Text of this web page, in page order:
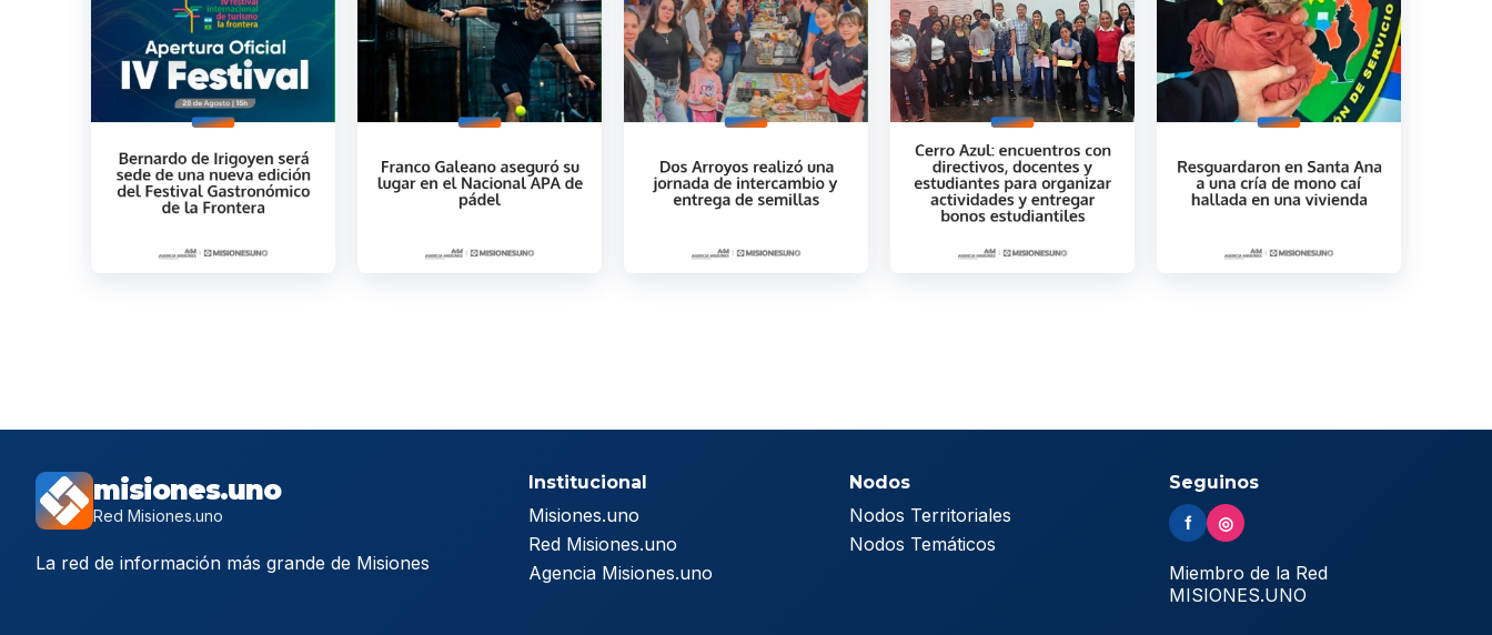
misiones.uno
Red Misiones.uno
La red de información más grande de Misiones
Institucional
Misiones.uno
Red Misiones.uno
Agencia Misiones.uno
Nodos
Nodos Territoriales
Nodos Temáticos
Seguinos
f ◎
Miembro de la Red
MISIONES.UNO